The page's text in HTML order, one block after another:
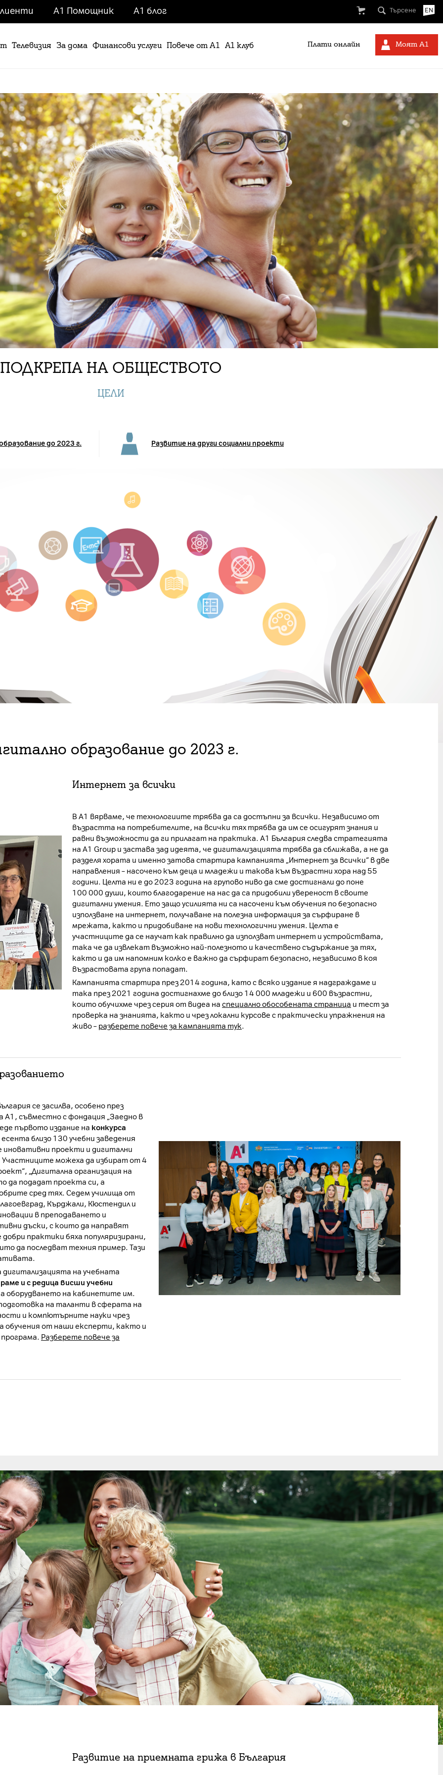
A1 Помощник A1 блог Търсене EN
Телевизия За дома Финансови услуги Повече от А1 A1 клуб Плати онлайн Моят А1
ПОДКРЕПА НА ОБЩЕСТВОТО
ЦЕЛИ
до 2023 г. Развитие на други социални проекти
образование до 2023 г.
Интернет за всички
В А1 вярваме, че технологиите трябва да са достъпни за всички. Независимо от
възрастта на потребителите, на всички тях трябва да им се осигурят знания и
равни възможности да ги прилагат на практика. А1 България следва стратегията
на A1 Group и застава зад идеята, че дигитализацията трябва да сближава, а не да
разделя хората и именно затова стартира кампанията „Интернет за всички“ в две
направления – насочено към деца и младежи и такова към възрастни хора над 55
години. Целта ни е до 2023 година на групово ниво да сме достигнали до поне
100 000 души, които благодарение на нас да са придобили увереност в своите
дигитални умения. Ето защо усилията ни са насочени към обучения по безопасно
използване на интернет, получаване на полезна информация за сърфиране в
мрежата, както и придобиване на нови технологични умения. Целта е
участниците да се научат как правилно да използват интернет и устройствата,
така че да извлекат възможно най-полезното и качествено съдържание за тях,
както и да им напомним колко е важно да сърфират безопасно, независимо в коя
възрастовата група попадат.
Кампанията стартира през 2014 година, като с всяко издание я надграждаме и
така през 2021 година достигнахме до близо 14 000 младежи и 600 възрастни,
които обучихме чрез серия от видеа на специално обособената страница и тест за
проверка на знанията, както и чрез локални курсове с практически упражнения на
живо– разберете повече за кампанията тук.
се засилва, особено през
А1, съвместно с фондация „Заедно в
първото издание на конкурса
есента близо 130 учебни заведения
проекти и дигитални
можеха да избират от 4
„Дигитална организация на
да подадат проекта си, а
сред тях. Седем училища от
Кърджали, Кюстендил и
в преподаването и
дъски, с които да направят
практики бяха популяризирани,
да последват техния пример. Тази
на учебната
и с редица висши учебни
оборудването на кабинетите им.
на таланти в сферата на
и компютърните науки чрез
обучения от наши експерти, както и
Разберете повече за
Развитие на приемната грижа в България